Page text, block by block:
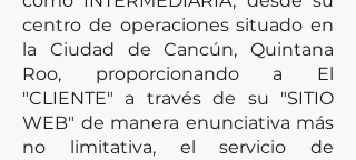
centro de operaciones situado en
la Ciudad de Cancún, Quintana
Roo, proporcionando a El
"CLIENTE" a través de su "SITIO
WEB" de manera enunciativa más
no limitativa, el servicio de